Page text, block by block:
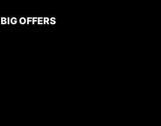
BIG OFFERS